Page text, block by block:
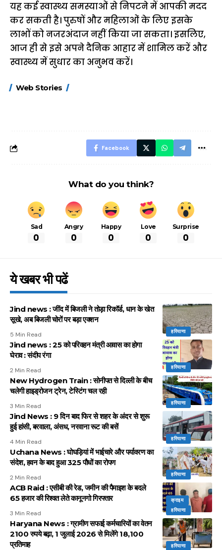
यह कई स्वास्थ्य समस्याओं से निपटने में आपकी मदद
कर सकती है। पुरुषों और महिलाओं के लिए इसके
लाभों को नजरअंदाज नहीं किया जा सकता। इसलिए,
आज ही से इसे अपने दैनिक आहार में शामिल करें और
स्वास्थ्य में सुधार का अनुभव करें।
Web Stories
FASTag के ये नए
Facebook
What do you think?
Sad
0
Angry
0
Happy
0
Love
0
Surprise
0
ये खबर भी पढें
हरियाणा
Jind news : जींद में बिजली ने तोड़ा रिकॉर्ड, धान के खेत
सूखे, अब बिजली चोरों पर बड़ा एक्शन
5 Min Read
हरियाणा
Jind news : 25 को परिवहन मंत्री आवास का होगा
घेराव : संदीप रंगा
2 Min Read
हरियाणा
New Hydrogen Train : सोनीपत से दिल्ली के बीच
चलेगी हाइड्रोजन ट्रेन, टेस्टिंग चल रही
3 Min Read
हरियाणा
Jind News : 9 दिन बाद फिर से शहर के अंदर से शुरू
हुई हांसी, बरवाला, अंसध, नरवाना रूट की बसें
4 Min Read
हरियाणा
Uchana News : घोघड़ियां में भाईचारे और पर्यावरण का
संदेश, हवन के बाद हुआ 325 पौधों का रोपण
2 Min Read
क्राइम
हरियाणा
ACB Raid : एसीबी की रेड, जमीन की पैमाइश के बदले
65 हजार की रिश्वत लेते कानूनगो गिरफ्तार
3 Min Read
हरियाणा
Haryana News : ग्रामीण सफाई कर्मचारियों का वेतन
2100 रुपये बढ़ा, 1 जुलाई 2026 से मिलेंगे 18,100
प्रतिमाह